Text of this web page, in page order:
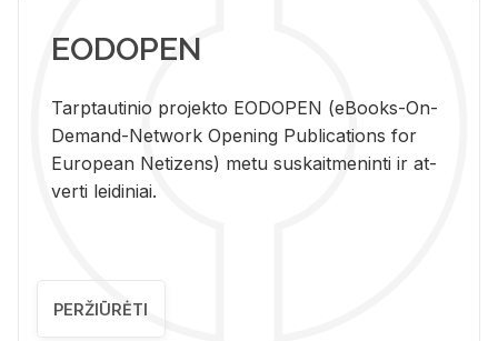
EODOPEN
Tarp­tau­ti­nio pro­jek­to EO­DO­PEN (eBo­oks-On-
De­mand-Ne­twork Ope­ning Pub­li­ca­tions for
Eu­ro­pe­an Ne­ti­zens) metu su­skait­me­nin­ti ir at­
ver­ti lei­di­niai.
PERŽIŪRĖTI